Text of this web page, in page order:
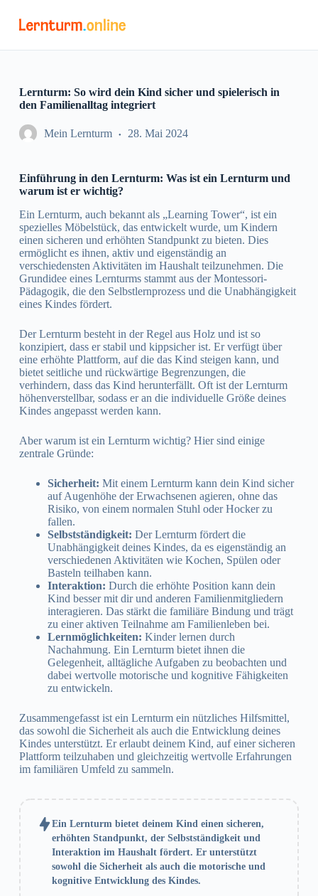
u
I
n
g
n
Lernturm: So wird dein Kind sicher und spielerisch in
den Familienalltag integriert
Mein Lernturm 28. Mai 2024
Einführung in den Lernturm: Was ist ein Lernturm und
warum ist er wichtig?
Ein Lernturm, auch bekannt als „Learning Tower“, ist ein
spezielles Möbelstück, das entwickelt wurde, um Kindern
einen sicheren und erhöhten Standpunkt zu bieten. Dies
ermöglicht es ihnen, aktiv und eigenständig an
verschiedensten Aktivitäten im Haushalt teilzunehmen. Die
Grundidee eines Lernturms stammt aus der Montessori-
Pädagogik, die den Selbstlernprozess und die Unabhängigkeit
eines Kindes fördert.
Der Lernturm besteht in der Regel aus Holz und ist so
konzipiert, dass er stabil und kippsicher ist. Er verfügt über
eine erhöhte Plattform, auf die das Kind steigen kann, und
bietet seitliche und rückwärtige Begrenzungen, die
verhindern, dass das Kind herunterfällt. Oft ist der Lernturm
höhenverstellbar, sodass er an die individuelle Größe deines
Kindes angepasst werden kann.
Aber warum ist ein Lernturm wichtig? Hier sind einige
zentrale Gründe:
Sicherheit: Mit einem Lernturm kann dein Kind sicher
auf Augenhöhe der Erwachsenen agieren, ohne das
Risiko, von einem normalen Stuhl oder Hocker zu
fallen.
Selbstständigkeit: Der Lernturm fördert die
Unabhängigkeit deines Kindes, da es eigenständig an
verschiedenen Aktivitäten wie Kochen, Spülen oder
Basteln teilhaben kann.
Interaktion: Durch die erhöhte Position kann dein
Kind besser mit dir und anderen Familienmitgliedern
interagieren. Das stärkt die familiäre Bindung und trägt
zu einer aktiven Teilnahme am Familienleben bei.
Lernmöglichkeiten: Kinder lernen durch
Nachahmung. Ein Lernturm bietet ihnen die
Gelegenheit, alltägliche Aufgaben zu beobachten und
dabei wertvolle motorische und kognitive Fähigkeiten
zu entwickeln.
Zusammengefasst ist ein Lernturm ein nützliches Hilfsmittel,
das sowohl die Sicherheit als auch die Entwicklung deines
Kindes unterstützt. Er erlaubt deinem Kind, auf einer sicheren
Plattform teilzuhaben und gleichzeitig wertvolle Erfahrungen
im familiären Umfeld zu sammeln.
Ein Lernturm bietet deinem Kind einen sicheren,
erhöhten Standpunkt, der Selbstständigkeit und
Interaktion im Haushalt fördert. Er unterstützt
sowohl die Sicherheit als auch die motorische und
kognitive Entwicklung des Kindes.